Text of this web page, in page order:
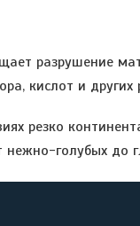
разрушение
кислот и
резко
голубых до